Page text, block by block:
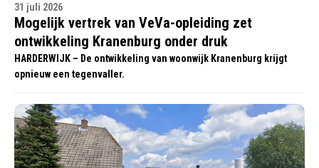
31 juli 2026
Mogelijk vertrek van VeVa-opleiding zet
ontwikkeling Kranenburg onder druk
HARDERWIJK – De ontwikkeling van woonwijk Kranenburg krijgt
opnieuw een tegenvaller.